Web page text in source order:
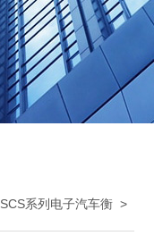
SCS系列电子汽车衡 >